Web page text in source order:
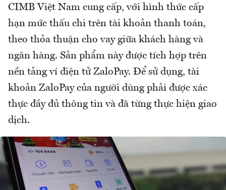
CIMB Việt Nam cung cấp, với hình thức cấp
hạn mức thấu chi trên tài khoản thanh toán,
theo thỏa thuận cho vay giữa khách hàng và
ngân hàng. Sản phẩm này được tích hợp trên
nền tảng ví điện tử ZaloPay. Để sử dụng, tài
khoản ZaloPay của người dùng phải được xác
thực đầy đủ thông tin và đã từng thực hiện giao
dịch.